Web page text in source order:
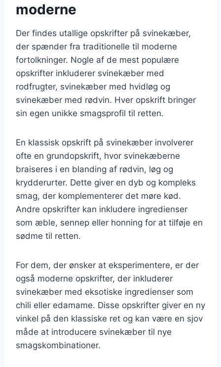
moderne
Der findes utallige opskrifter på svinekæber,
der spænder fra traditionelle til moderne
fortolkninger. Nogle af de mest populære
opskrifter inkluderer svinekæber med
rodfrugter, svinekæber med hvidløg og
svinekæber med rødvin. Hver opskrift bringer
sin egen unikke smagsprofil til retten.
En klassisk opskrift på svinekæber involverer
ofte en grundopskrift, hvor svinekæberne
braiseres i en blanding af rødvin, løg og
krydderurter. Dette giver en dyb og kompleks
smag, der komplementerer det møre kød.
Andre opskrifter kan inkludere ingredienser
som æble, sennep eller honning for at tilføje en
sødme til retten.
For dem, der ønsker at eksperimentere, er der
også moderne opskrifter, der inkluderer
svinekæber med eksotiske ingredienser som
chili eller edamame. Disse opskrifter giver en ny
vinkel på den klassiske ret og kan være en sjov
måde at introducere svinekæber til nye
smagskombinationer.